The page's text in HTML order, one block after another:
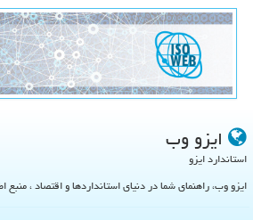
ایزو وب
استاندارد ایزو
ایزو وب، راهنمای شما در دنیای استانداردها و اقتصاد ، منبع